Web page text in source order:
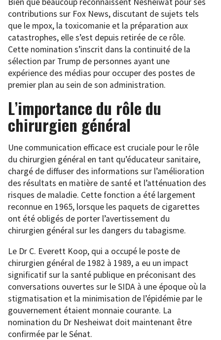
contributions sur Fox News, discutant de sujets tels
que le mpox, la toxicomanie et la préparation aux
catastrophes, elle s’est depuis retirée de ce rôle.
Cette nomination s’inscrit dans la continuité de la
sélection par Trump de personnes ayant une
expérience des médias pour occuper des postes de
premier plan au sein de son administration.
L’importance du rôle du
chirurgien général
Une communication efficace est cruciale pour le rôle
du chirurgien général en tant qu’éducateur sanitaire,
chargé de diffuser des informations sur l’amélioration
des résultats en matière de santé et l’atténuation des
risques de maladie. Cette fonction a été largement
reconnue en 1965, lorsque les paquets de cigarettes
ont été obligés de porter l’avertissement du
chirurgien général sur les dangers du tabagisme.
Le Dr C. Everett Koop, qui a occupé le poste de
chirurgien général de 1982 à 1989, a eu un impact
significatif sur la santé publique en préconisant des
conversations ouvertes sur le SIDA à une époque où la
stigmatisation et la minimisation de l’épidémie par le
gouvernement étaient monnaie courante. La
nomination du Dr Nesheiwat doit maintenant être
confirmée par le Sénat.